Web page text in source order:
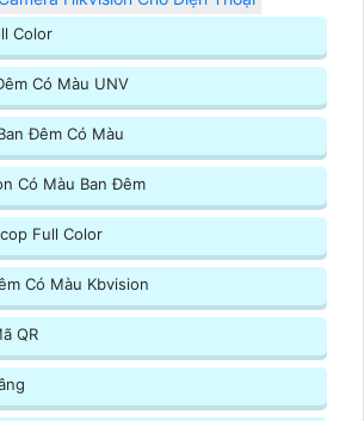
Color
Có Màu UNV
Đêm Có Màu
Có Màu Ban Đêm
Full Color
Có Màu Kbvision
QR